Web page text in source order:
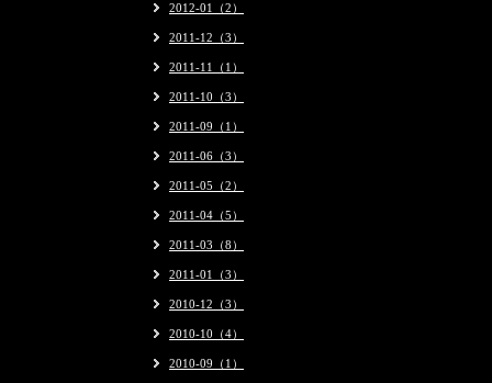
2012-01（2）
2011-12（3）
2011-11（1）
2011-10（3）
2011-09（1）
2011-06（3）
2011-05（2）
2011-04（5）
2011-03（8）
2011-01（3）
2010-12（3）
2010-10（4）
2010-09（1）